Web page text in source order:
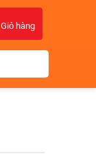
Giỏ hàng